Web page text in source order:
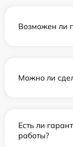
Возможен ли
Можно ли
Есть ли
работы?